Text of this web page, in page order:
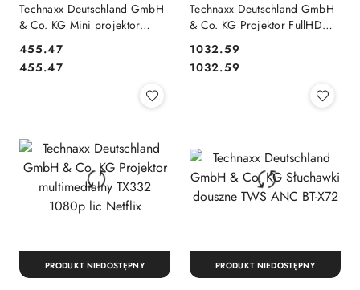
Technaxx Deutschland GmbH
& Co. KG Mini projektor
przenośny z odtwarzaczem
multimedialnym LED
Cena:
455.47
Cena:
455.47
Technaxx Deutschland GmbH
& Co. KG Projektor FullHD
1080p głośnik 3W
2xHDMI/USB/VGA/SD/aux
Cena:
1032.59
Cena:
1032.59
PRODUKT NIEDOSTĘPNY PRODUKT NIEDOSTĘPNY